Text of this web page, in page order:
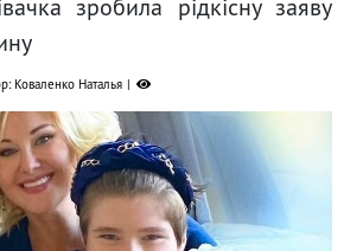
зробила рідкісну заяву
Коваленко Наталья